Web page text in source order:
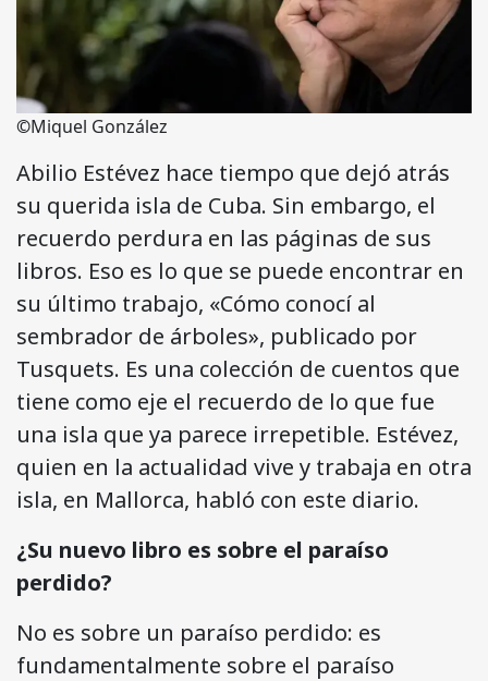
©Miquel González
Abilio Estévez hace tiempo que dejó atrás
su querida isla de Cuba. Sin embargo, el
recuerdo perdura en las páginas de sus
libros. Eso es lo que se puede encontrar en
su último trabajo, «Cómo conocí al
sembrador de árboles», publicado por
Tusquets. Es una colección de cuentos que
tiene como eje el recuerdo de lo que fue
una isla que ya parece irrepetible. Estévez,
quien en la actualidad vive y trabaja en otra
isla, en Mallorca, habló con este diario.
¿Su nuevo libro es sobre el paraíso
perdido?
No es sobre un paraíso perdido: es
fundamentalmente sobre el paraíso